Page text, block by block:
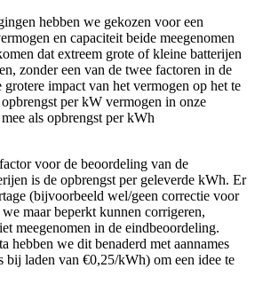
hebben we gekozen voor een
en capaciteit beide meegenomen
dat extreem grote of kleine batterijen
zonder een van de twee factoren in de
impact van het vermogen op het te
per kW vermogen in onze
als opbrengst per kWh
voor de beoordeling van de
is de opbrengst per geleverde kWh. Er
(bijvoorbeeld wel/geen correctie voor
maar beperkt kunnen corrigeren,
meegenomen in de eindbeoordeling.
hebben we dit benaderd met aannames
bij laden van €0,25/kWh) om een idee te